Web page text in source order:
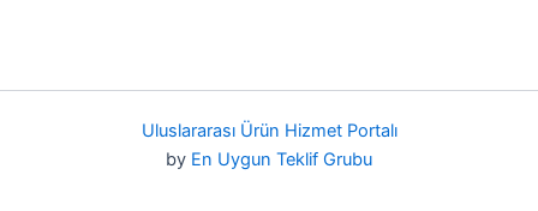
Uluslararası Ürün Hizmet Portalı
by En Uygun Teklif Grubu